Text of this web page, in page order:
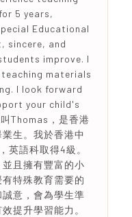
5 years,
Educational
sincere, and
improve. I
materials
I look forward
your child's
Thomas，是香港
生。我於香港中
英語科取得4級。
且擁有豐富的小
特殊教育需要的
意，會為學生準
提升學習能力。